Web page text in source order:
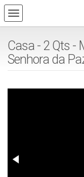
Casa - 2 Qts -
Senhora da